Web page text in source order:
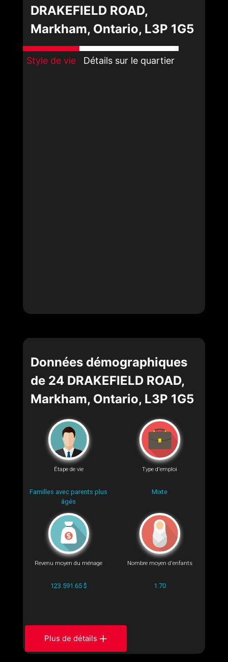
DRAKEFIELD ROAD,
Markham, Ontario, L3P 1G5
Style de vie Détails sur le quartier
Données démographiques
de 24 DRAKEFIELD ROAD,
Markham, Ontario, L3P 1G5
Étape de vie
Familles avec parents plus
âgés
Type d'emploi
Mixte
Revenu moyen du ménage
123 591.65 $
Nombre moyen d'enfants
1.70
Plus de détails